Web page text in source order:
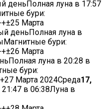
деньПолная луна в 17:57
бури:
+±25 Марта
деньПолная луна в
бури:
+±26 Марта
луна в 20:28 в
бури:
+27 Марта 2024Среда17,
21:47 в 06:38Луна в